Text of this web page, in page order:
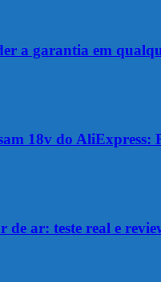
a garantia em
18v do AliExpress:
ar: teste real e